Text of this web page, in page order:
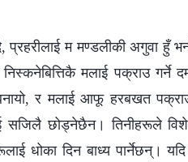
प्रहरीलाई म मण्डलीकी अगुवा हुँ
मलाई पक्राउ गर्ने
र मलाई आफू हरबखत
सजिलै छोड्नेछैन। तिनीहरूले
धोका दिन बाध्य पार्नेछन्।